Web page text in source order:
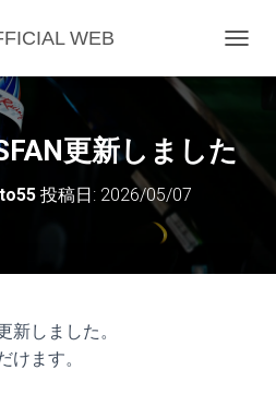
WEB
ビ
シ
ョ
更新しました
投稿日: 2026/05/07
新しました。
けます。